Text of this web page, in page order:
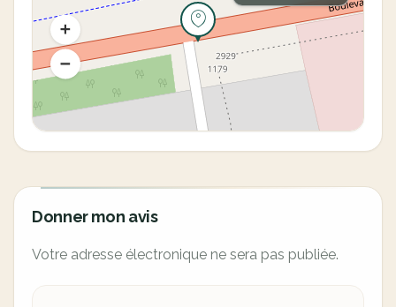
Donner mon avis
Votre adresse électronique ne sera pas publiée.